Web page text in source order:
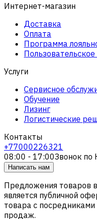
Интернет-магазин
Доставка
Оплата
Программа
Услуги
Сервисное
Обучение
Лизинг
Логистические
Контакты
+77000226321
08:00 - 17:00Звонок по
Написать нам
Предложения товаров
является публичной
товара с
продаж.